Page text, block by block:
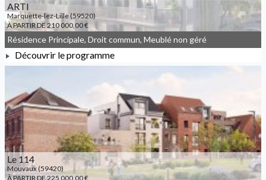
ARTI
Marquette-lez-Lille (59520)
À PARTIR DE 210 000,00 €
À PARTIR DE 210 000,00 €
Résidence Principale, Droit commun, Meublé non géré
Découvrir le programme
Le 114
Mouvaux (59420)
À PARTIR DE 225 000,00 €